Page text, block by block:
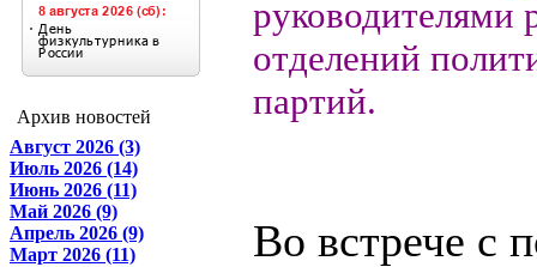
Архив новостей
Август 2026 (3)
Июль 2026 (14)
Июнь 2026 (11)
Май 2026 (9)
Апрель 2026 (9)
Март 2026 (11)
руководителями
отделений
партий.
Во встрече с